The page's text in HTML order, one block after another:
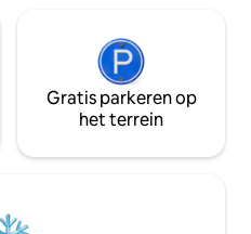
Gratis parkeren op
het terrein